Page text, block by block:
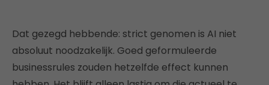
Dat gezegd hebbende: strict genomen is AI niet
absoluut noodzakelijk. Goed geformuleerde
businessrules zouden hetzelfde effect kunnen